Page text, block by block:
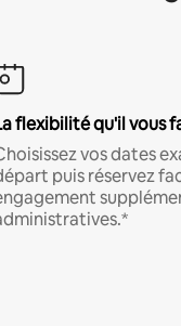
flexibilité qu'il vous
vos dates
puis réservez